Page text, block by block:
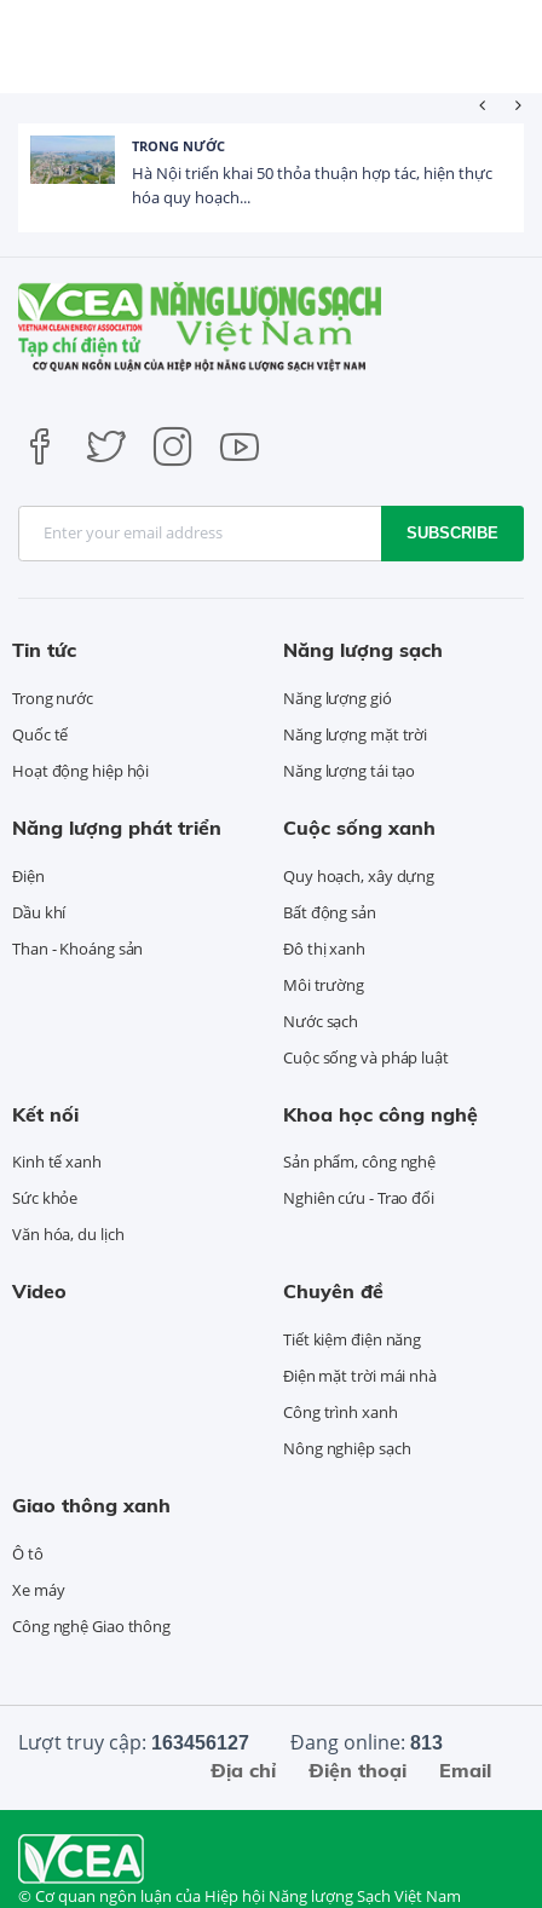
TRONG NƯỚC
Hà Nội triển khai 50 thỏa thuận hợp tác, hiện thực
hóa quy hoạch...
SUBSCRIBE
Tin tức
Trong nước
Quốc tế
Hoạt động hiệp hội
Năng lượng sạch
Năng lượng gió
Năng lượng mặt trời
Năng lượng tái tạo
Năng lượng phát triển
Điện
Dầu khí
Than - Khoáng sản
Cuộc sống xanh
Quy hoạch, xây dựng
Bất động sản
Đô thị xanh
Môi trường
Nước sạch
Cuộc sống và pháp luật
Kết nối
Kinh tế xanh
Sức khỏe
Văn hóa, du lịch
Khoa học công nghệ
Sản phẩm, công nghệ
Nghiên cứu - Trao đổi
Video Chuyên đề
Tiết kiệm điện năng
Điện mặt trời mái nhà
Công trình xanh
Nông nghiệp sạch
Giao thông xanh
Ô tô
Xe máy
Công nghệ Giao thông
Lượt truy cập: 163456127 Đang online: 813
Email
Điện thoại
Địa chỉ
© Cơ quan ngôn luận của Hiệp hội Năng lượng Sạch Việt Nam